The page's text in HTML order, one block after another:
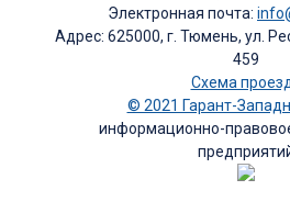
Электронная почта:
Адрес: 625000, г. Тюмень, ул.
459
Схема
© 2021 Гарант-
информационно-